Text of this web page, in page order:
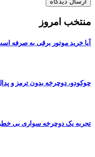
منتخب امروز
آیا خرید موتور برقی به صرفه
چوکودو، دوچرخه بدون ترمز و
تجربه یک دوچرخه سواری بی